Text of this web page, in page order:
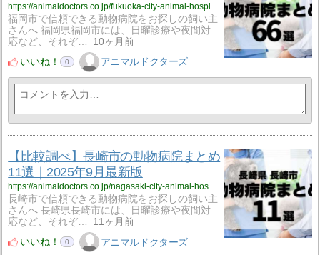
福岡市で信頼できる動物病院をお探しの飼い主
さんへ 福岡県福岡市には、日曜診療や夜間対
応など、それぞ…
10ヶ月前
いいね！
0 アニマルドクターズ
【比較調べ】長崎市の動物病院まとめ
11選｜2025年9月最新版
https://animaldoctors.co.jp/nagasaki-city-animal-hospital/
長崎市で信頼できる動物病院をお探しの飼い主
さんへ 長崎県長崎市には、日曜診療や夜間対
応など、それぞ…
11ヶ月前
いいね！
0 アニマルドクターズ